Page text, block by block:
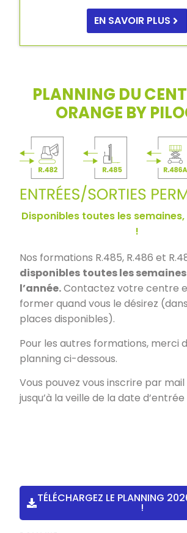
EN SAVOIR PLUS
PLANNING DU
ORANGE BY
Disponibles toutes les semaines,
!
Nos formations R.485, R.486 et
disponibles toutes les
l’année.Contactez votre centre
former quand vous le désirez
places disponibles).
Pour les autres formations, merci
planning ci-dessous.
Vous pouvez vous inscrire par
jusqu’à la veille de la date
TÉLÉCHARGEZ LE PLANNING
!